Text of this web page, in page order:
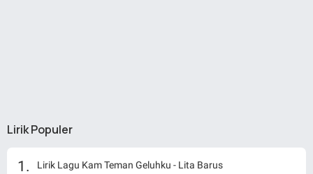
Lirik Populer
Lirik Lagu Kam Teman Geluhku - Lita Barus